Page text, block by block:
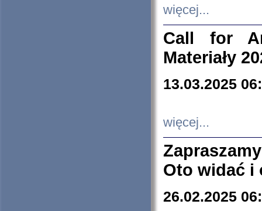
więcej...
Call for
Materiały
13.03.2025
więcej...
Oto widać i
26.02.2025